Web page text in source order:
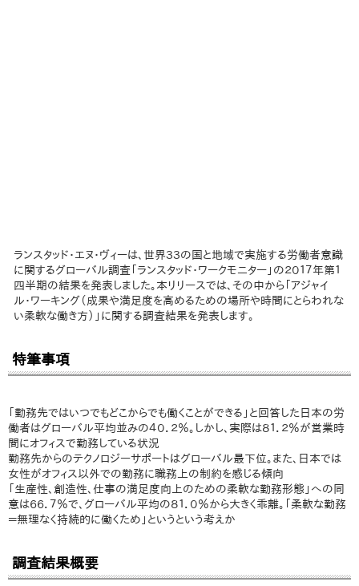
ランスタッド・エヌ・ヴィーは、世界３３の国と地域で実施する労働者意識
に関するグローバル調査「ランスタッド・ワークモニター」の２０１７年第１
四半期の結果を発表しました。本リリースでは、その中から「アジャイ
ル・ワーキング（成果や満足度を高めるための場所や時間にとらわれな
い柔軟な働き方）」に関する調査結果を発表します。
特筆事項
「勤務先ではいつでもどこからでも働くことができる」と回答した日本の労
働者はグローバル平均並みの４０．２％。しかし、実際は８１．２％が営業時
間にオフィスで勤務している状況
勤務先からのテクノロジーサポートはグローバル最下位。また、日本では
女性がオフィス以外での勤務に職務上の制約を感じる傾向
「生産性、創造性、仕事の満足度向上のための柔軟な勤務形態」への同
意は６６．７％で、グローバル平均の８１．０％から大きく乖離。「柔軟な勤務
＝無理なく持続的に働くため」というという考えか
調査結果概要